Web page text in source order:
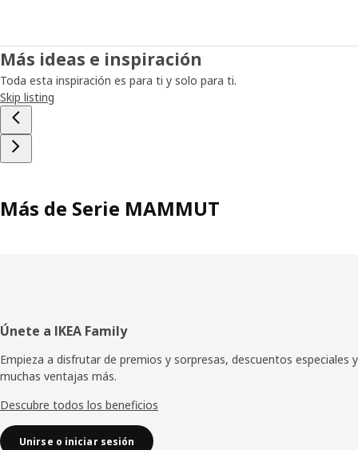
Más ideas e inspiración
Toda esta inspiración es para ti y solo para ti.
Skip listing
Más de Serie MAMMUT
Pie
de
página
Únete a IKEA Family
Empieza a disfrutar de premios y sorpresas, descuentos especiales y
muchas ventajas más.
Descubre todos los beneficios
Unirse o iniciar sesión